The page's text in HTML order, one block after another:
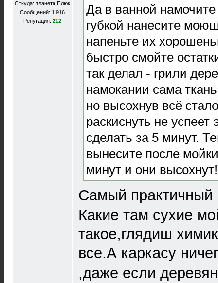
Откуда: планета Плюк
Сообщений: 1 916
Репутация: 212
Да в ванной
губкой нанесите
напеньте их
быстро смойте
так делал - грили
намокании сама
но высохнув всё
раскиснуть не успеет
сделать за 5 минут.
вынесите после
минут и они высохнут!
Самый практичный
Какие там сухие
такое,глядиш
все.А каркасу
,даже если